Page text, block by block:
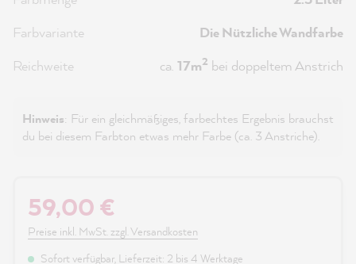
Farbvariante
Die Nützliche Wandfarbe
Reichweite
ca. 17m2 bei doppeltem Anstrich
Hinweis: Für ein gleichmäßiges, farbechtes Ergebnis brauchst
du bei diesem Farbton etwas mehr Farbe (ca. 3 Anstriche).
59,00 €
Preise inkl. MwSt. zzgl. Versandkosten
Sofort verfügbar, Lieferzeit: 2 bis 4 Werktage